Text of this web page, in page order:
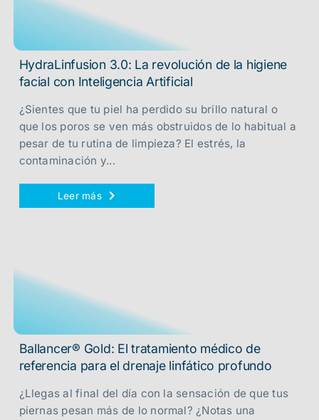
HydraLinfusion 3.0: La revolución de la higiene
facial con Inteligencia Artificial
¿Sientes que tu piel ha perdido su brillo natural o
que los poros se ven más obstruidos de lo habitual a
pesar de tu rutina de limpieza? El estrés, la
contaminación y...
Leer más
Ballancer® Gold: El tratamiento médico de
referencia para el drenaje linfático profundo
¿Llegas al final del día con la sensación de que tus
piernas pesan más de lo normal? ¿Notas una